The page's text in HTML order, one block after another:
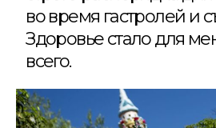
во время гастролей и
Здоровье стало для
всего.